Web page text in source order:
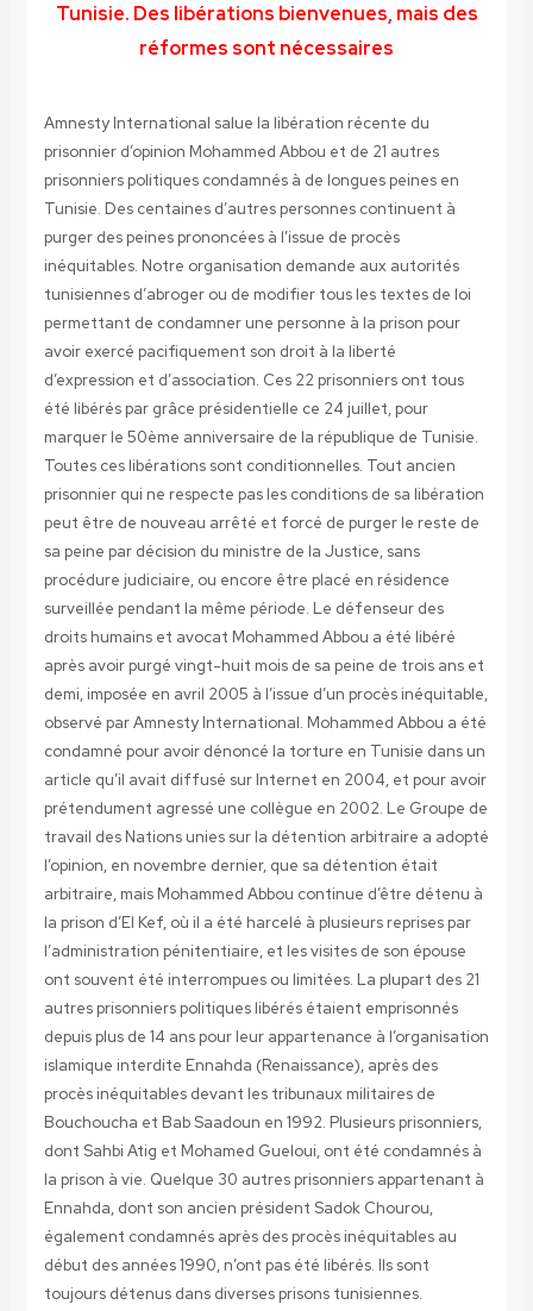
Tunisie. Des libérations bienvenues, mais des
réformes sont nécessaires
Amnesty International salue la libération récente du
prisonnier d’opinion Mohammed Abbou et de 21 autres
prisonniers politiques condamnés à de longues peines en
Tunisie. Des centaines d’autres personnes continuent à
purger des peines prononcées à l’issue de procès
inéquitables. Notre organisation demande aux autorités
tunisiennes d’abroger ou de modifier tous les textes de loi
permettant de condamner une personne à la prison pour
avoir exercé pacifiquement son droit à la liberté
d’expression et d’association. Ces 22 prisonniers ont tous
été libérés par grâce présidentielle ce 24 juillet, pour
marquer le 50ème anniversaire de la république de Tunisie.
Toutes ces libérations sont conditionnelles. Tout ancien
prisonnier qui ne respecte pas les conditions de sa libération
peut être de nouveau arrêté et forcé de purger le reste de
sa peine par décision du ministre de la Justice, sans
procédure judiciaire, ou encore être placé en résidence
surveillée pendant la même période. Le défenseur des
droits humains et avocat Mohammed Abbou a été libéré
après avoir purgé vingt-huit mois de sa peine de trois ans et
demi, imposée en avril 2005 à l’issue d’un procès inéquitable,
observé par Amnesty International. Mohammed Abbou a été
condamné pour avoir dénoncé la torture en Tunisie dans un
article qu’il avait diffusé sur Internet en 2004, et pour avoir
prétendument agressé une collègue en 2002. Le Groupe de
travail des Nations unies sur la détention arbitraire a adopté
l’opinion, en novembre dernier, que sa détention était
arbitraire, mais Mohammed Abbou continue d’être détenu à
la prison d’El Kef, où il a été harcelé à plusieurs reprises par
l’administration pénitentiaire, et les visites de son épouse
ont souvent été interrompues ou limitées. La plupart des 21
autres prisonniers politiques libérés étaient emprisonnés
depuis plus de 14 ans pour leur appartenance à l’organisation
islamique interdite Ennahda (Renaissance), après des
procès inéquitables devant les tribunaux militaires de
Bouchoucha et Bab Saadoun en 1992. Plusieurs prisonniers,
dont Sahbi Atig et Mohamed Gueloui, ont été condamnés à
la prison à vie. Quelque 30 autres prisonniers appartenant à
Ennahda, dont son ancien président Sadok Chourou,
également condamnés après des procès inéquitables au
début des années 1990, n’ont pas été libérés. Ils sont
toujours détenus dans diverses prisons tunisiennes.